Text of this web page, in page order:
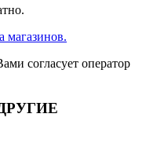
магазинов.
согласует оператор